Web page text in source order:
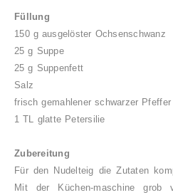
Füllung
150 g ausgelöster Ochsenschwanz
25 g Suppe
25 g Suppenfett
Salz
frisch gemahlener schwarzer Pfeffer
1 TL glatte Petersilie
Zubereitung
Für den Nudelteig die Zutaten
Mit der Küchen-maschine grob